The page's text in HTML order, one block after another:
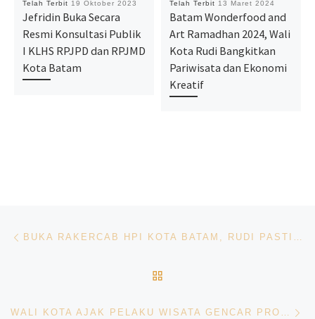
Telah Terbit 19 Oktober 2023
Jefridin Buka Secara
Resmi Konsultasi Publik
I KLHS RPJPD dan RPJMD
Kota Batam
Telah Terbit 13 Maret 2024
Batam Wonderfood and
Art Ramadhan 2024, Wali
Kota Rudi Bangkitkan
Pariwisata dan Ekonomi
Kreatif
Navigasi pos BUKA RAKERCAB HPI KOTA BATAM, RUDI PASTIKAN TERUS BERKOMITMEN MAJUKAN PARIWISATA
WALI KOTA AJAK PELAKU WISATA GENCAR PROMOSIKAN BATAM